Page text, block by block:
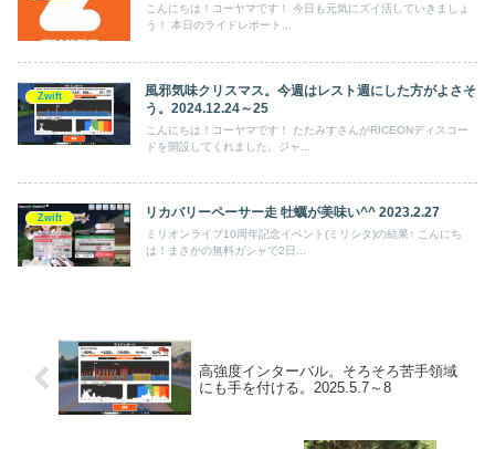
こんにちは！コーヤマです！ 今日も元気にズイ活していきましょ
う！ 本日のライドレポート...
Zwift
風邪気味クリスマス。今週はレスト週にした方がよさそ
う。2024.12.24～25
こんにちは！コーヤマです！ たたみすさんがRICEONディスコー
ドを開設してくれました。ジャ...
Zwift リカバリーペーサー走 牡蠣が美味い^^ 2023.2.27
ミリオンライブ10周年記念イベント(ミリシタ)の結果↑ こんにち
は！まさかの無料ガシャで2日...
高強度インターバル。そろそろ苦手領域
にも手を付ける。2025.5.7～8